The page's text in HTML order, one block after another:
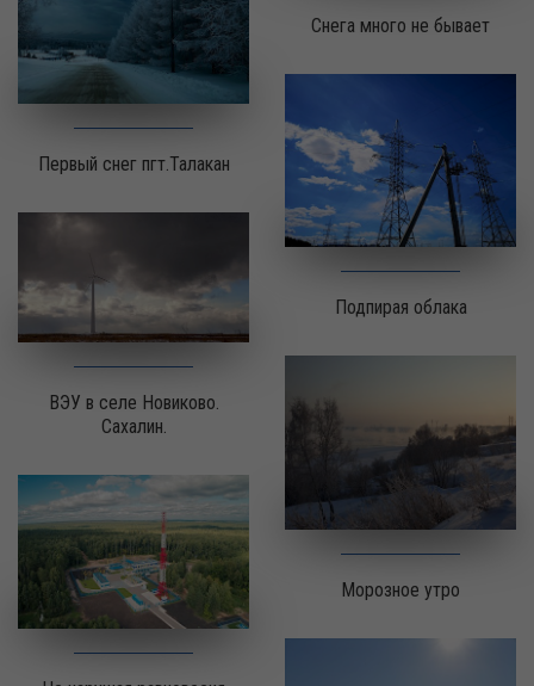
Снега много не бывает
Первый снег пгт.Талакан
Подпирая облака
ВЭУ в селе Новиково.
Сахалин.
Морозное утро